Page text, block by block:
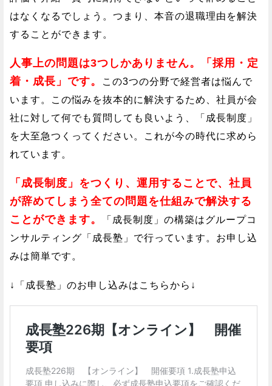
はなくなるでしょう。つまり、本音の退職理由を解決
することができます。
人事上の問題は3つしかありません。「採用・定
着・成長」です。
この3つの分野で経営者は悩んで
います。この悩みを抜本的に解決するため、社員が会
社に対して何でも質問しても良いよう、「成長制度」
を大至急つくってください。これが今の時代に求めら
れています。
「成長制度」をつくり、運用することで、社員
が辞めてしまう全ての問題を仕組みで解決する
ことができます。
「成長制度」の構築はグループコ
ンサルティング「成長塾」で行っています。お申し込
みは簡単です。
↓「成長塾」のお申し込みはこちらから↓